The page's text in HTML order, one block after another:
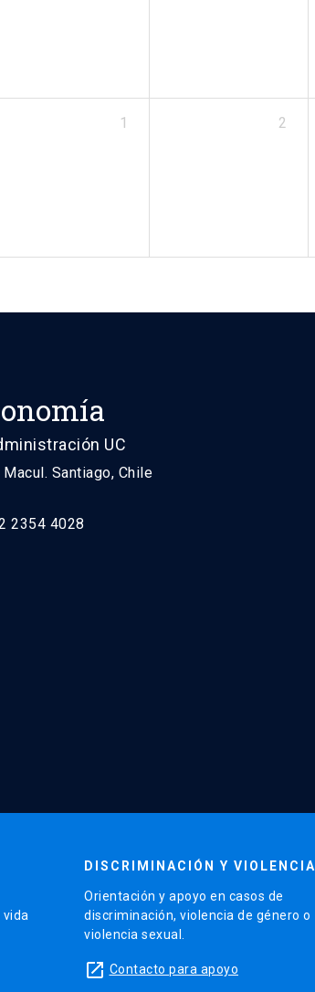
1 2
UC
Santiago, Chile
2354 4028
DISCRIMINACIÓN Y VIOLENCIA
Orientación y apoyo en casos de
discriminación, violencia de género o
violencia sexual.
launch Contacto para apoyo